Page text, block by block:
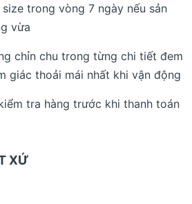
trong vòng 7 ngày nếu sản
vừa
chỉn chu trong từng chi tiết đem
giác thoải mái nhất khi vận động
tra hàng trước khi thanh toán
XỨ